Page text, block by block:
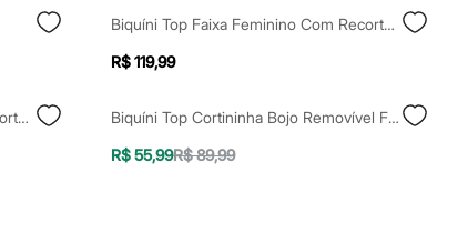
Biquíni Top Faixa Feminino Com Recorte Marrom
R$ 119,99
Biquíni Top Faixa Feminino Com Recorte E Alças Removíveis Preto
Biquíni Top Cortininha Bojo Removível Floral Proteção Uv Off White
R$ 55,99R$ 89,99